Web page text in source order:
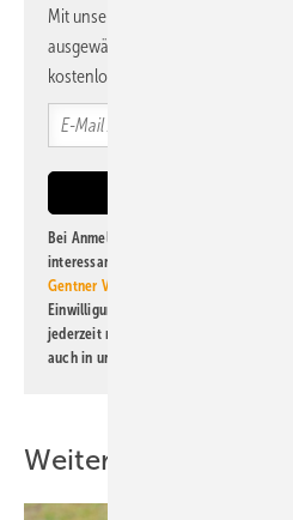
Mit unserem Newsletter erhalten
ausgewählte Informationen und
kostenlos direkt ins Postfach.
Bei Anmeldung zu diesem Newsletter
interessante Verlags- und Online-
Gentner Verlag GmbH & Co. KG
Einwilligung kann ich jederzeit
jederzeit möglich. Informationen zum
auch in unserer
Weitere Inhalte